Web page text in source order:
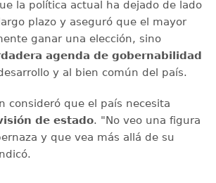
la política actual ha dejado de lado
plazo y aseguró que el mayor
ganar una elección, sino
agenda de gobernabilidad
y al bien común del país.
consideró que el país necesita
de estado. "No veo una figura
y que vea más allá de su